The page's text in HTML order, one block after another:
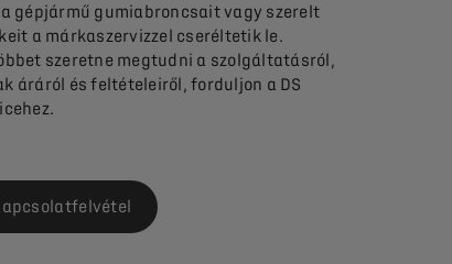
gépjármű gumiabroncsait vagy szerelt
a márkaszervizzel cseréltetik le.
szeretne megtudni a szolgáltatásról,
áráról és feltételeiről, forduljon a DS